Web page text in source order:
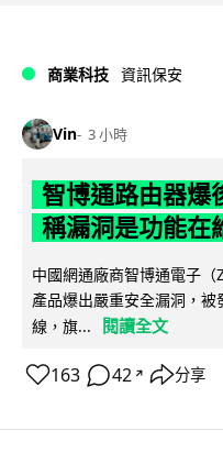
商業科技 資訊保安
Vin 3 小時
智博通路由器爆
稱漏洞是功能在
中國網通廠商智博通電子
產品爆出嚴重安全漏洞，
線，旗...
閱讀全文
163 42 ↗ 分享